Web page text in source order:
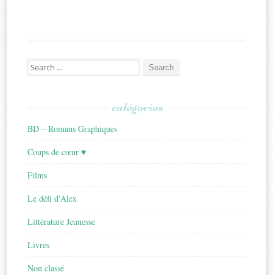
Search
for:
catégories
BD – Romans Graphiques
Coups de cœur ♥
Films
Le défi d'Alex
Littérature Jeunesse
Livres
Non classé